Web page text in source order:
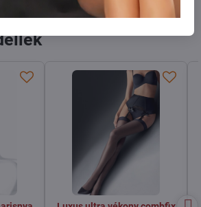
Reddit LinkedIn WhatsApp
mail